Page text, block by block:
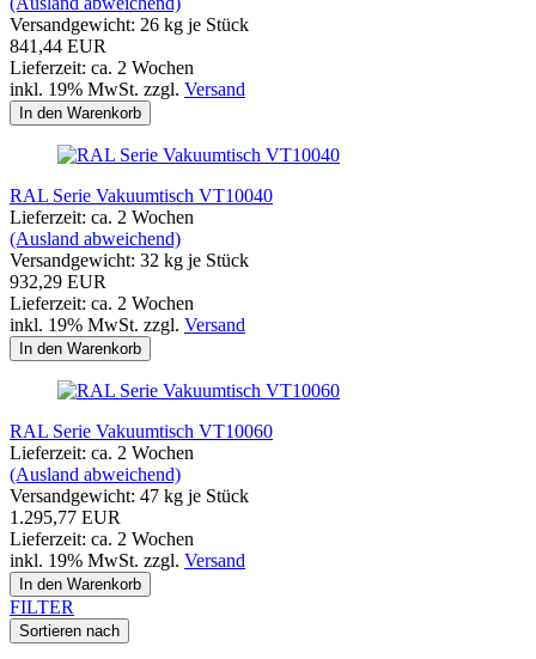
Versandgewicht: 26 kg je Stück
841,44 EUR
Lieferzeit: ca. 2 Wochen
inkl. 19% MwSt. zzgl. Versand
In den Warenkorb
RAL Serie Vakuumtisch VT10040
Lieferzeit: ca. 2 Wochen
(Ausland abweichend)
Versandgewicht: 32 kg je Stück
932,29 EUR
Lieferzeit: ca. 2 Wochen
inkl. 19% MwSt. zzgl. Versand
In den Warenkorb
RAL Serie Vakuumtisch VT10060
Lieferzeit: ca. 2 Wochen
(Ausland abweichend)
Versandgewicht: 47 kg je Stück
1.295,77 EUR
Lieferzeit: ca. 2 Wochen
inkl. 19% MwSt. zzgl. Versand
In den Warenkorb
FILTER
Sortieren nach